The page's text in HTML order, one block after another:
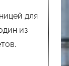
для
из